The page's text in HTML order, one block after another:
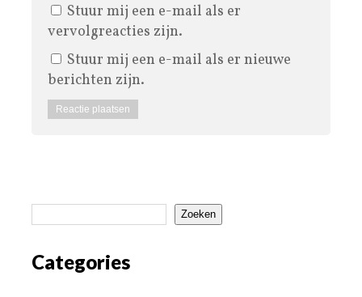
Stuur mij een e-mail als er
vervolgreacties zijn.
Stuur mij een e-mail als er nieuwe
berichten zijn.
Zoeken
Categories